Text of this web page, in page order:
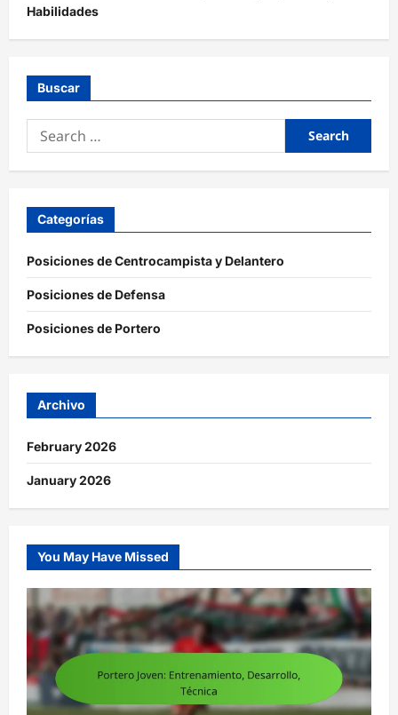
Habilidades
Buscar
Search
for:
Categorías
Posiciones de Centrocampista y Delantero
Posiciones de Defensa
Posiciones de Portero
Archivo
February 2026
January 2026
You May Have Missed